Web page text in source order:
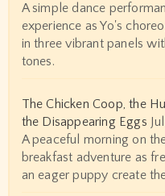
A simple dance
experience as Yo's
in three vibrant panels
tones.
The Chicken Coop, the
the Disappearing Eggs
A peaceful morning on
breakfast adventure as
an eager puppy create